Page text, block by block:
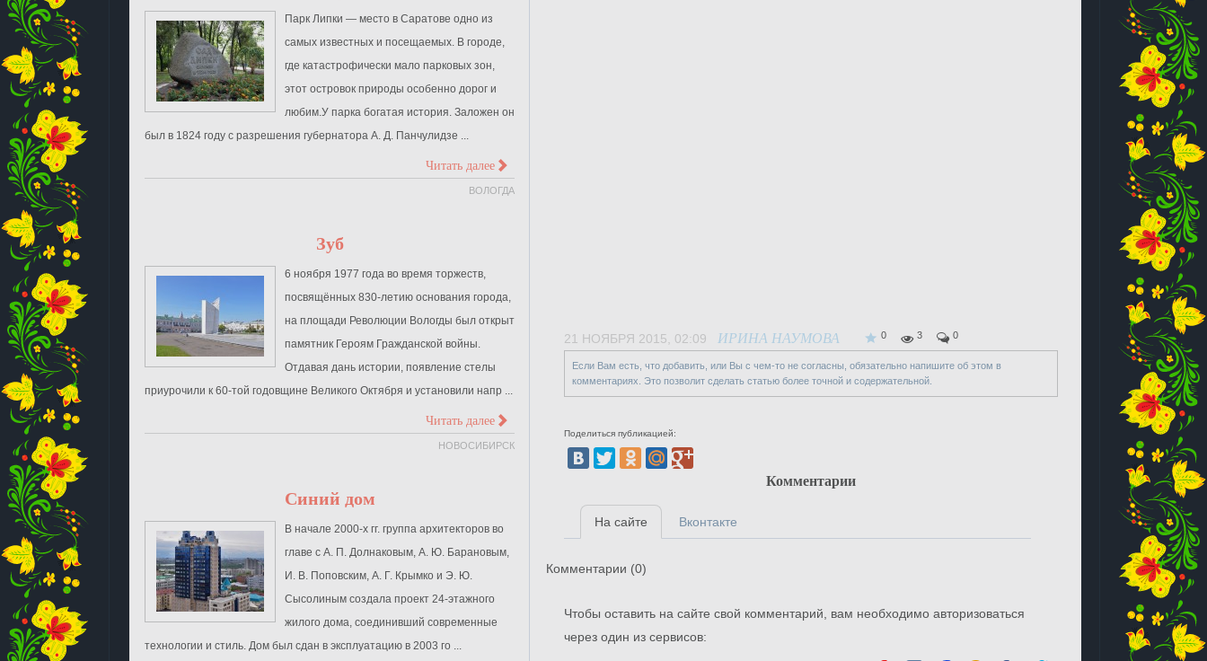
Парк Липки — место в Саратове одно из
самых известных и посещаемых. В городе,
где катастрофически мало парковых зон,
этот островок природы особенно дорог и
любим.У парка богатая история. Заложен он
был в 1824 году с разрешения губернатора А. Д. Панчулидзе ...
Читать далее>
ВОЛОГДА
Зуб
6 ноября 1977 года во время торжеств,
посвящённых 830-летию основания города,
на площади Революции Вологды был открыт
памятник Героям Гражданской войны.
Отдавая дань истории, появление стелы
приурочили к 60-той годовщине Великого Октября и установили напр ...
Читать далее>
НОВОСИБИРСК
Синий дом
В начале 2000-х гг. группа архитекторов во
главе с А. П. Долнаковым, А. Ю. Барановым,
И. В. Поповским, А. Г. Крымко и Э. Ю.
Сысолиным создала проект 24-этажного
жилого дома, соединивший современные
технологии и стиль. Дом был сдан в эксплуатацию в 2003 го ...
21 НОЯБРЯ 2015, 02:09 ИРИНА НАУМОВА 0 3 0
Если Вам есть, что добавить, или Вы с чем-то не согласны, обязательно напишите об этом в
комментариях. Это позволит сделать статью более точной и содержательной.
Поделиться публикацией:
Комментарии
На сайте Вконтакте
Комментарии (0)
Чтобы оставить на сайте свой комментарий, вам необходимо авторизоваться
через один из сервисов: